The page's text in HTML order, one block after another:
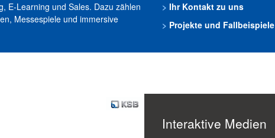
E-Learning und Sales. Dazu zählen
Messespiele und immersive
> Ihr Kontakt zu uns
> Projekte und Fallbeispiele
Interaktive Medien